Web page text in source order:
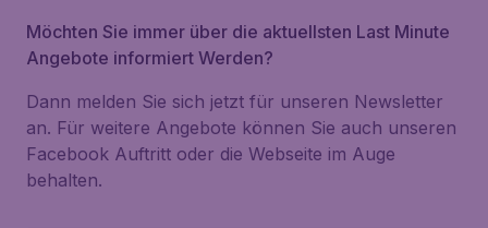
Möchten Sie immer über die aktuellsten Last Minute
Angebote informiert Werden?
Dann melden Sie sich jetzt für unseren Newsletter
an. Für weitere Angebote können Sie auch unseren
Facebook Auftritt oder die Webseite im Auge
behalten.